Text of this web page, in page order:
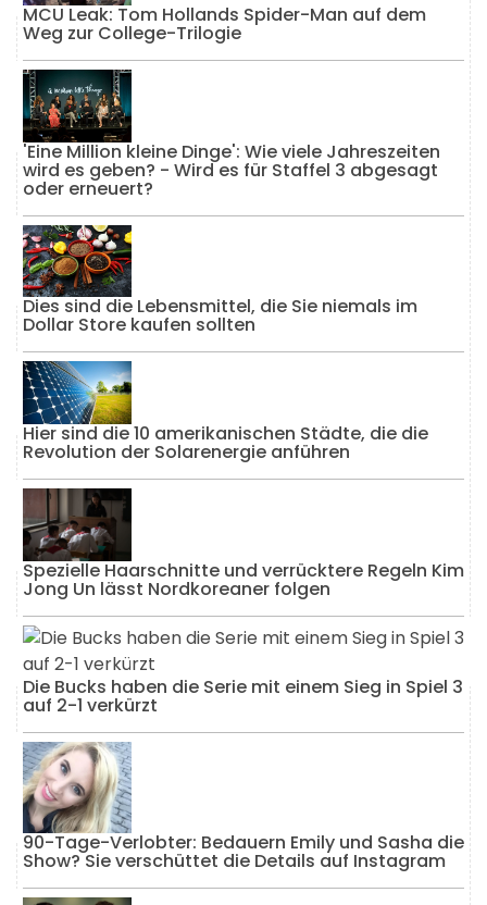
MCU Leak: Tom Hollands Spider-Man auf dem
Weg zur College-Trilogie
'Eine Million kleine Dinge': Wie viele Jahreszeiten
wird es geben? - Wird es für Staffel 3 abgesagt
oder erneuert?
Dies sind die Lebensmittel, die Sie niemals im
Dollar Store kaufen sollten
Hier sind die 10 amerikanischen Städte, die die
Revolution der Solarenergie anführen
Spezielle Haarschnitte und verrücktere Regeln Kim
Jong Un lässt Nordkoreaner folgen
Die Bucks haben die Serie mit einem Sieg in Spiel 3
auf 2-1 verkürzt
90-Tage-Verlobter: Bedauern Emily und Sasha die
Show? Sie verschüttet die Details auf Instagram